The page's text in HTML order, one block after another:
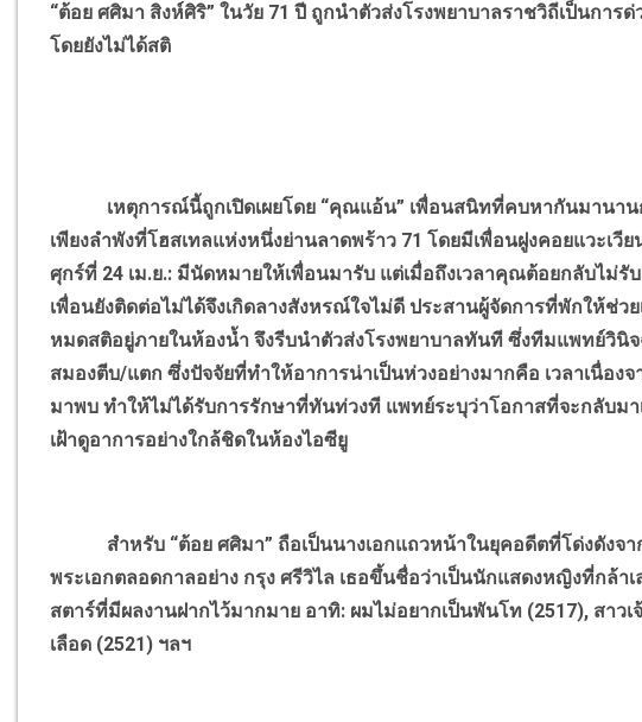
“ต้อย ศศิมา สิงห์ศิริ” ในวัย 71 ปี ถูกนำตัวส่งโรงพยาบาลราชวิถีเป็นกา
โดยยังไม่ได้สติ
เหตุการณ์นี้ถูกเปิดเผยโดย “คุณแอ้น” เพื่อนสนิทที่คบหากันมานาน
เพียงลำพังที่โฮสเทลแห่งหนึ่งย่านลาดพร้าว 71 โดยมีเพื่อนฝูงคอยแวะเวี
ศุกร์ที่ 24 เม.ย.: มีนัดหมายให้เพื่อนมารับ แต่เมื่อถึงเวลาคุณต้อยกลับไม่รั
เพื่อนยังติดต่อไม่ได้จึงเกิดลางสังหรณ์ใจไม่ดี ประสานผู้จัดการที่พักให้ช่
หมดสติอยู่ภายในห้องน้ำ จึงรีบนำตัวส่งโรงพยาบาลทันที ซึ่งทีมแพทย์วินิจ
สมองตีบ/แตก ซึ่งปัจจัยที่ทำให้อาการน่าเป็นห่วงอย่างมากคือ เวลาเนื่อง
มาพบ ทำให้ไม่ได้รับการรักษาที่ทันท่วงที แพทย์ระบุว่าโอกาสที่จะกลับ
เฝ้าดูอาการอย่างใกล้ชิดในห้องไอซียู
สำหรับ “ต้อย ศศิมา” ถือเป็นนางเอกแถวหน้าในยุคอดีตที่โด่งดังจา
พระเอกตลอดกาลอย่าง กรุง ศรีวิไล เธอขึ้นชื่อว่าเป็นนักแสดงหญิงที่กล้า
สตาร์ที่มีผลงานฝากไว้มากมาย อาทิ: ผมไม่อยากเป็นพันโท (2517), สา
เลือด (2521) ฯลฯ